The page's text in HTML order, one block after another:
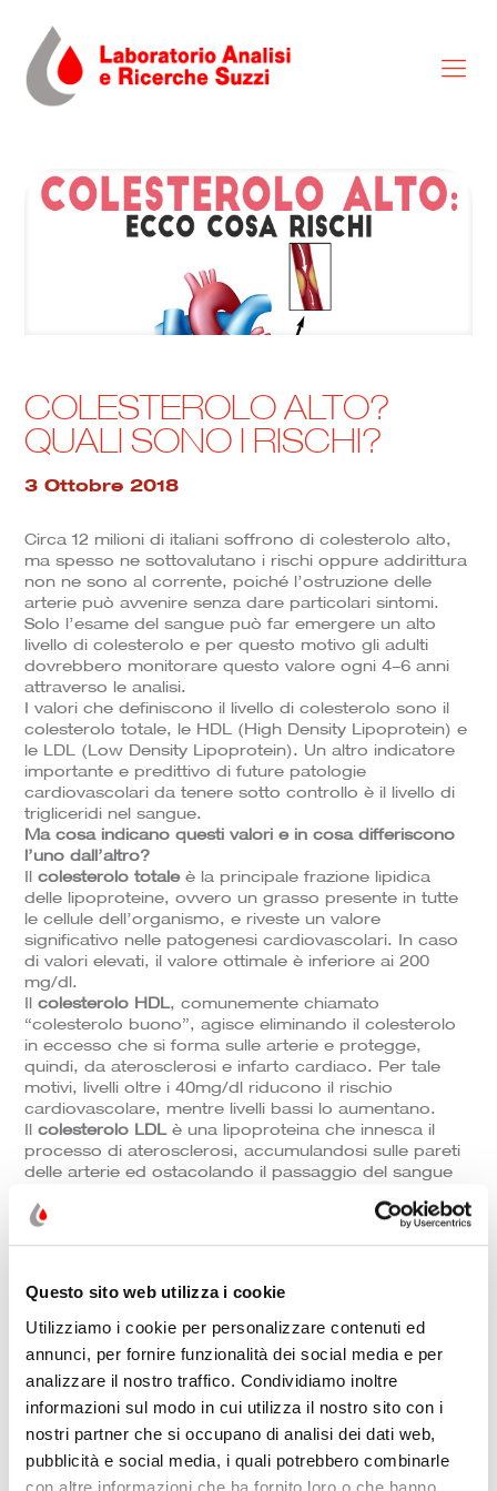
Questo sito web utilizza i cookie
Utilizziamo i cookie per personalizzare contenuti ed
annunci, per fornire funzionalità dei social media e per
analizzare il nostro traffico. Condividiamo inoltre
informazioni sul modo in cui utilizza il nostro sito con i
nostri partner che si occupano di analisi dei dati web,
pubblicità e social media, i quali potrebbero combinarle
con altre informazioni che ha fornito loro o che hanno
COLESTEROLO ALTO?
QUALI SONO I RISCHI?
3 Ottobre 2018
Circa 12 milioni di italiani soffrono di colesterolo alto,
ma spesso ne sottovalutano i rischi oppure addirittura
non ne sono al corrente, poiché l’ostruzione delle
arterie può avvenire senza dare particolari sintomi.
Solo l’esame del sangue può far emergere un alto
livello di colesterolo e per questo motivo gli adulti
dovrebbero monitorare questo valore ogni 4-6 anni
attraverso le analisi.
I valori che definiscono il livello di colesterolo sono il
colesterolo totale, le HDL (High Density Lipoprotein) e
le LDL (Low Density Lipoprotein). Un altro indicatore
importante e predittivo di future patologie
cardiovascolari da tenere sotto controllo è il livello di
trigliceridi nel sangue.
Ma cosa indicano questi valori e in cosa differiscono
l’uno dall’altro?
Ilcolesterolo totaleè la principale frazione lipidica
delle lipoproteine, ovvero un grasso presente in tutte
le cellule dell’organismo, e riveste un valore
significativo nelle patogenesi cardiovascolari. In caso
di valori elevati, il valore ottimale è inferiore ai 200
mg/dl.
Ilcolesterolo HDL, comunemente chiamato
“colesterolo buono”, agisce eliminando il colesterolo
in eccesso che si forma sulle arterie e protegge,
quindi, da aterosclerosi e infarto cardiaco. Per tale
motivi, livelli oltre i 40mg/dl riducono il rischio
cardiovascolare, mentre livelli bassi lo aumentano.
Ilcolesterolo LDL è una lipoproteina che innesca il
processo di aterosclerosi, accumulandosi sulle pareti
delle arterie ed ostacolando il passaggio del sangue
maggiore è il rischio di aterosclerosi. Il valore ottimale
grasso presente nelle riserve energetiche
dell’organismo. Il valore di riferimento dei trigliceridi
deve essere inferiore ai 200 mg/dl: valori superiori
possono essere sintomo di dieta sbilanciata, diabete,
ipertiroidismo, e accrescono il fattore di rischio
cardiovascolare, soprattutto se anche il valore di
colesterolo HDL e LDL risulta aumentato.
QUALI SONO I RISCHI?
Quando si ha il colesterolo alto, la quantità di